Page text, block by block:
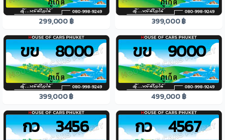
299,000 ฿ 399,000 ฿
ขข 8000
399,000 ฿
ขข 9000
499,000 ฿
กว 3456 กว 4567